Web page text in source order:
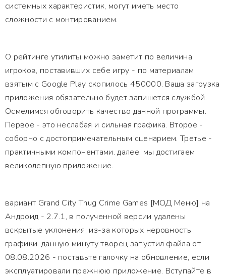
системных характеристик, могут иметь место
сложности с монтированием.
О рейтинге утилиты можно заметит по величина
игроков, поставивших себе игру - по материалам
взятым с Google Play скопилось 450000. Ваша загрузка
приложения обязательно будет запишется службой.
Осмелимся обговорить качество данной программы.
Первое - это неслабая и сильная графика. Второе -
соборно с достопримечательным сценарием. Третье -
практичными компонентами. далее, мы достигаем
великолепную приложение.
вариант Grand City Thug Crime Games [МОД Меню] на
Андроид - 2.7.1, в полученной версии удалены
вскрытые уклонения, из-за которых неровность
графики. данную минуту творец запустил файла от
08.08.2026 - поставьте галочку на обновление, если
эксплуатировали прежнюю приложение. Вступайте в